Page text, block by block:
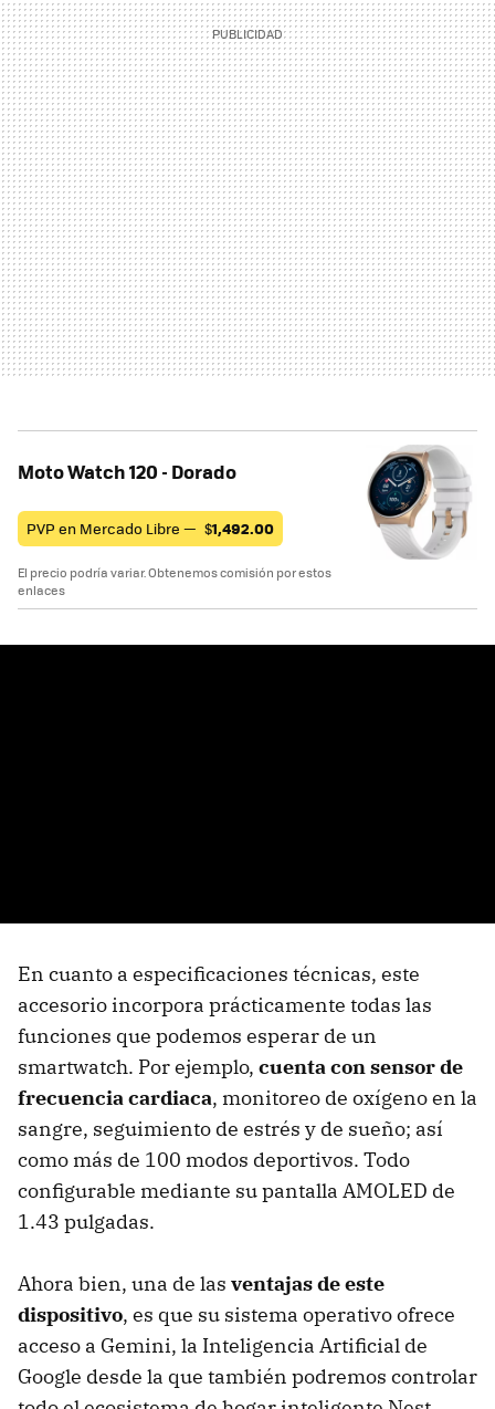
Moto Watch 120 - Dorado
PVP en Mercado Libre — $1,492.00
El precio podría variar. Obtenemos comisión por estos
enlaces
En cuanto a especificaciones técnicas, este
accesorio incorpora prácticamente todas las
funciones que podemos esperar de un
smartwatch. Por ejemplo, cuenta con sensor de
frecuencia cardiaca, monitoreo de oxígeno en la
sangre, seguimiento de estrés y de sueño; así
como más de 100 modos deportivos. Todo
configurable mediante su pantalla AMOLED de
1.43 pulgadas.
Ahora bien, una de las ventajas de este
dispositivo, es que su sistema operativo ofrece
acceso a Gemini, la Inteligencia Artificial de
Google desde la que también podremos controlar